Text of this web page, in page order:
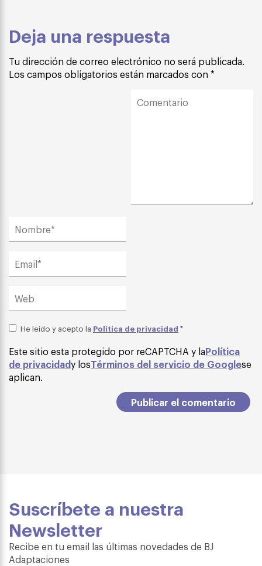
Deja una respuesta
Tu dirección de correo electrónico no será publicada.
Los campos obligatorios están marcados con *
He leído y acepto la Política de privacidad *
Este sitio esta protegido por reCAPTCHA y laPolítica
de privacidady losTérminos del servicio de Googlese
aplican.
Suscríbete a nuestra
Newsletter
Recibe en tu email las últimas novedades de BJ
Adaptaciones